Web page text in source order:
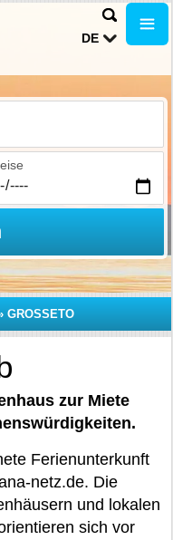
DE
GROSSETO
zur Miete
Ferienunterkunft
netz.de. Die
und lokalen
sich vor